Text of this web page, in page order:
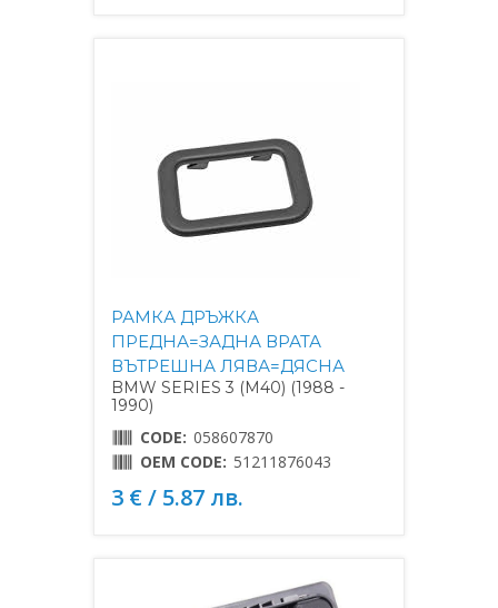
РАМКА ДРЪЖКА
ПРЕДНА=ЗАДНА ВРАТА
ВЪТРЕШНА ЛЯВА=ДЯСНА
BMW SERIES 3 (M40) (1988 -
1990)
CODE: 058607870
OEM CODE: 51211876043
3 € / 5.87 лв.